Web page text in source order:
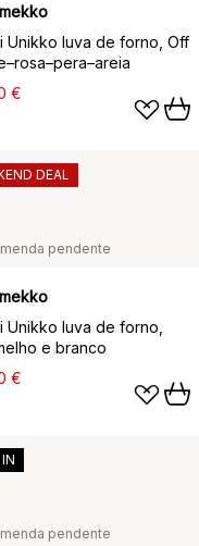
Unikko luva de forno, Off
€
pendente
Unikko luva de forno,
e branco
€
DEAL
pendente